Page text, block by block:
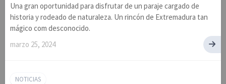
Una gran oportunidad para disfrutar de un paraje cargado de
historia y rodeado de naturaleza. Un rincón de Extremadura tan
mágico com desconocido.
marzo 25, 2024
NOTICIAS